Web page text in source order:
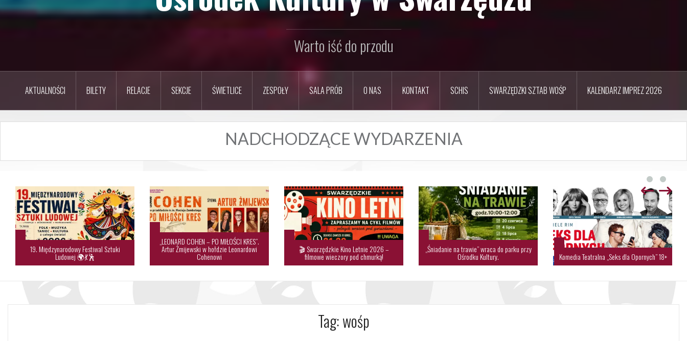
Warto iść do przodu
AKTUALNOŚCI BILETY RELACJE SEKCJE ŚWIETLICE ZESPOŁY SALA PRÓB O NAS KONTAKT SCHIS SWARZĘDZKI SZTAB WOŚP KALENDARZ IMPREZ 2026
NADCHODZĄCE WYDARZENIA
19. Międzynarodowy Festiwal Sztuki
Ludowej 🌍💃🕺
„LEONARD COHEN – PO MIŁOŚCI KRES”.
Artur Żmijewski w hołdzie Leonardowi
Cohenowi
🎬 Swarzędzkie Kino Letnie 2026 –
filmowe wieczory pod chmurką!
„Śniadanie na trawie” wraca do parku przy
Ośrodku Kultury. Komedia Teatralna „Seks dla Opornych” 18+
Tag:wośp